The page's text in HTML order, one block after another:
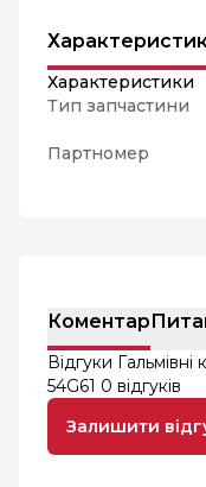
Характеристики
Тип запчастини
Партномер
Коментар
Відгуки
54G61 0 відгуків
Залишити